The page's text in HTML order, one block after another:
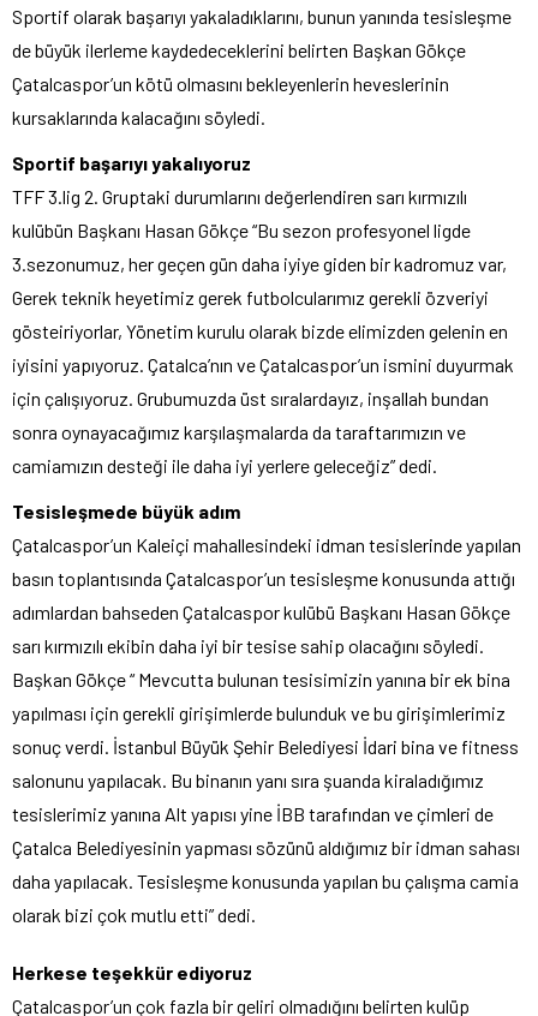
Sportif olarak başarıyı yakaladıklarını, bunun yanında tesisleşme
de büyük ilerleme kaydedeceklerini belirten Başkan Gökçe
Çatalcaspor’un kötü olmasını bekleyenlerin heveslerinin
kursaklarında kalacağını söyledi.
Sportif başarıyı yakalıyoruz
TFF 3.lig 2. Gruptaki durumlarını değerlendiren sarı kırmızılı
kulübün Başkanı Hasan Gökçe “Bu sezon profesyonel ligde
3.sezonumuz, her geçen gün daha iyiye giden bir kadromuz var,
Gerek teknik heyetimiz gerek futbolcularımız gerekli özveriyi
gösteiriyorlar, Yönetim kurulu olarak bizde elimizden gelenin en
iyisini yapıyoruz. Çatalca’nın ve Çatalcaspor’un ismini duyurmak
için çalışıyoruz. Grubumuzda üst sıralardayız, inşallah bundan
sonra oynayacağımız karşılaşmalarda da taraftarımızın ve
camiamızın desteği ile daha iyi yerlere geleceğiz” dedi.
Tesisleşmede büyük adım
Çatalcaspor’un Kaleiçi mahallesindeki idman tesislerinde yapılan
basın toplantısında Çatalcaspor’un tesisleşme konusunda attığı
adımlardan bahseden Çatalcaspor kulübü Başkanı Hasan Gökçe
sarı kırmızılı ekibin daha iyi bir tesise sahip olacağını söyledi.
Başkan Gökçe “ Mevcutta bulunan tesisimizin yanına bir ek bina
yapılması için gerekli girişimlerde bulunduk ve bu girişimlerimiz
sonuç verdi. İstanbul Büyük Şehir Belediyesi İdari bina ve fitness
salonunu yapılacak. Bu binanın yanı sıra şuanda kiraladığımız
tesislerimiz yanına Alt yapısı yine İBB tarafından ve çimleri de
Çatalca Belediyesinin yapması sözünü aldığımız bir idman sahası
daha yapılacak. Tesisleşme konusunda yapılan bu çalışma camia
olarak bizi çok mutlu etti” dedi.
Herkese teşekkür ediyoruz
Çatalcaspor’un çok fazla bir geliri olmadığını belirten kulüp